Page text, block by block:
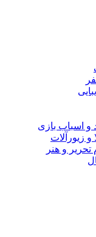
و اسباب بازی
زیورآلات
و هنر